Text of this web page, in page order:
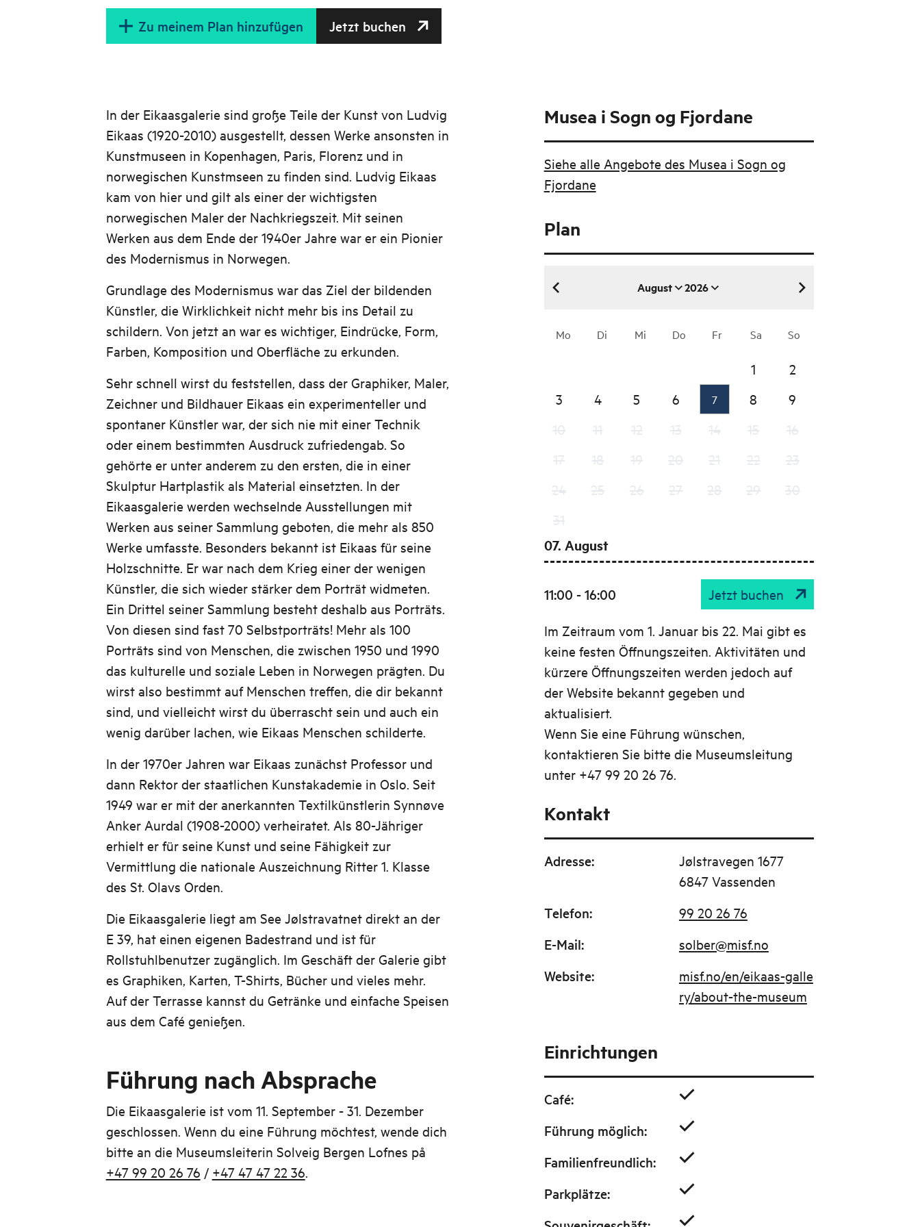
Zu meinem Plan hinzufügen Jetzt buchen
In der Eikaasgalerie sind große Teile der Kunst von Ludvig
Eikaas (1920-2010) ausgestellt, dessen Werke ansonsten in
Kunstmuseen in Kopenhagen, Paris, Florenz und in
norwegischen Kunstmseen zu finden sind. Ludvig Eikaas
kam von hier und gilt als einer der wichtigsten
norwegischen Maler der Nachkriegszeit. Mit seinen
Werken aus dem Ende der 1940er Jahre war er ein Pionier
des Modernismus in Norwegen.
Grundlage des Modernismus war das Ziel der bildenden
Künstler, die Wirklichkeit nicht mehr bis ins Detail zu
schildern. Von jetzt an war es wichtiger, Eindrücke, Form,
Farben, Komposition und Oberfläche zu erkunden.
Sehr schnell wirst du feststellen, dass der Graphiker, Maler,
Zeichner und Bildhauer Eikaas ein experimenteller und
spontaner Künstler war, der sich nie mit einer Technik
oder einem bestimmten Ausdruck zufriedengab. So
gehörte er unter anderem zu den ersten, die in einer
Skulptur Hartplastik als Material einsetzten. In der
Eikaasgalerie werden wechselnde Ausstellungen mit
Werken aus seiner Sammlung geboten, die mehr als 850
Werke umfasste. Besonders bekannt ist Eikaas für seine
Holzschnitte. Er war nach dem Krieg einer der wenigen
Künstler, die sich wieder stärker dem Porträt widmeten.
Ein Drittel seiner Sammlung besteht deshalb aus Porträts.
Von diesen sind fast 70 Selbstporträts! Mehr als 100
Porträts sind von Menschen, die zwischen 1950 und 1990
das kulturelle und soziale Leben in Norwegen prägten. Du
wirst also bestimmt auf Menschen treffen, die dir bekannt
sind, und vielleicht wirst du überrascht sein und auch ein
wenig darüber lachen, wie Eikaas Menschen schilderte.
In der 1970er Jahren war Eikaas zunächst Professor und
dann Rektor der staatlichen Kunstakademie in Oslo. Seit
1949 war er mit der anerkannten Textilkünstlerin Synnøve
Anker Aurdal (1908-2000) verheiratet. Als 80-Jähriger
erhielt er für seine Kunst und seine Fähigkeit zur
Vermittlung die nationale Auszeichnung Ritter 1. Klasse
des St. Olavs Orden.
Die Eikaasgalerie liegt am See Jølstravatnet direkt an der
E 39, hat einen eigenen Badestrand und ist für
Rollstuhlbenutzer zugänglich. Im Geschäft der Galerie gibt
es Graphiken, Karten, T-Shirts, Bücher und vieles mehr.
Auf der Terrasse kannst du Getränke und einfache Speisen
aus dem Café genießen.
Führung nach Absprache
Die Eikaasgalerie ist vom 11. September - 31. Dezember
geschlossen. Wenn du eine Führung möchtest, wende dich
bitte an die Museumsleiterin Solveig Bergen Lofnes på
+47 99 20 26 76 / +47 47 47 22 36.
Musea i Sogn og Fjordane
Siehe alle Angebote des Musea i Sogn og
Fjordane
Plan
August 2026
August 2026
Mo Di Mi Do Fr Sa So
1
2
3
4 5 6 7 8
9
07. August
11:00 - 16:00 Jetzt buchen
Im Zeitraum vom 1. Januar bis 22. Mai gibt es
keine festen Öffnungszeiten. Aktivitäten und
kürzere Öffnungszeiten werden jedoch auf
der Website bekannt gegeben und
aktualisiert.
Wenn Sie eine Führung wünschen,
kontaktieren Sie bitte die Museumsleitung
unter +47 99 20 26 76.
Kontakt
Adresse:
Jølstravegen 1677
6847 Vassenden
Telefon: 99 20 26 76
E-Mail: solber@misf.no
Website:
misf.no/en/eikaas-galle
ry/about-the-museum
Einrichtungen
Café:
Führung möglich:
Familienfreundlich:
Parkplätze: